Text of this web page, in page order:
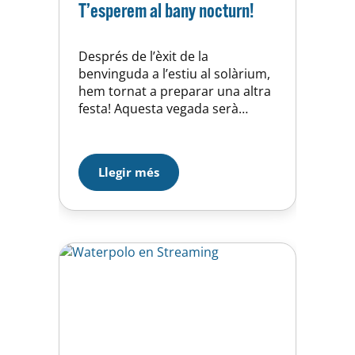
T’esperem al bany nocturn!
Després de l’èxit de la
benvinguda a l’estiu al solàrium,
hem tornat a preparar una altra
festa! Aquesta vegada serà
piscina. Recorda que és una
activitat gratuïta exclusiva per
abonats d’Horta Esportiva i socis
de la Unió Esportiva d’Horta.
21h!
Llegir més